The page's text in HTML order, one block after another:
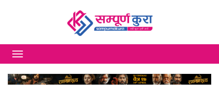
Toggle
navigation